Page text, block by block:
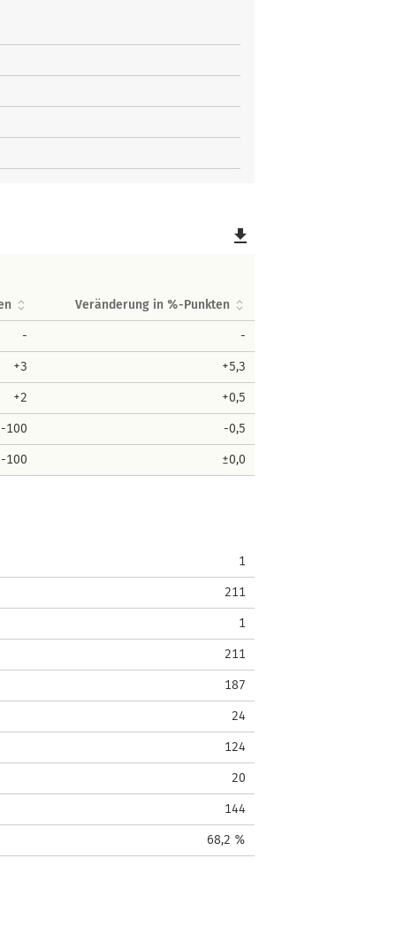
file_download
Veränderung in %-Punkten
- -
+3 +5,3
+2 +0,5
-100 -0,5
-100 ±0,0
1
211
1
211
187
24
124
20
144
68,2 %